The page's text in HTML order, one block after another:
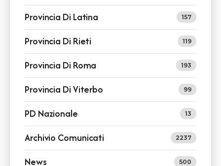
Provincia Di Latina 157
Provincia Di Rieti 119
Provincia Di Roma 193
Provincia Di Viterbo 99
PD Nazionale 13
Archivio Comunicati 2237
News 500